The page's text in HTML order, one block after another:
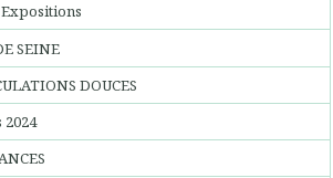
Expositions
SEINE
DOUCES
2024